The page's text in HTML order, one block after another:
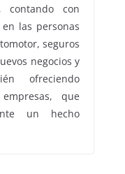
con
las personas
seguros
negocios y
ofreciendo
que
un hecho